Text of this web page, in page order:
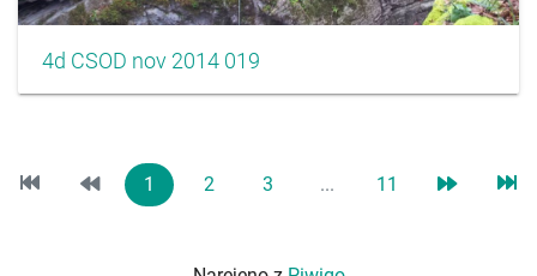
4d CSOD nov 2014 019
1 2 3 ... 11